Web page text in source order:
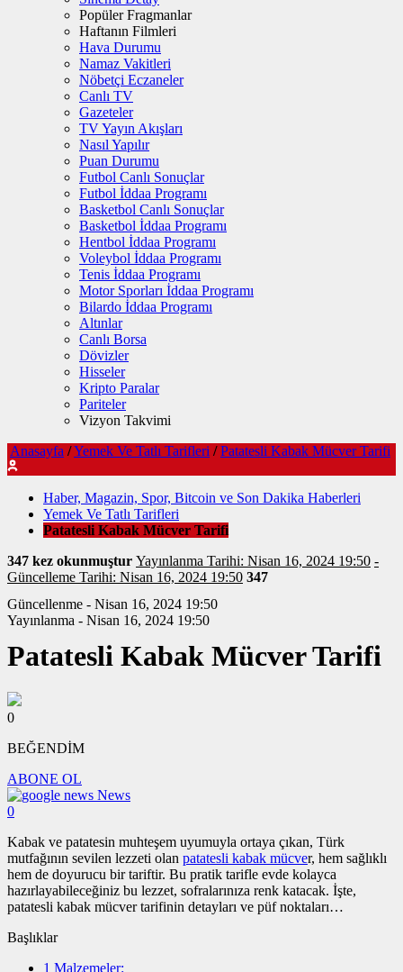
Popüler Fragmanlar
Haftanın Filmleri
Hava Durumu
Namaz Vakitleri
Nöbetçi Eczaneler
Canlı TV
Gazeteler
TV Yayın Akışları
Nasıl Yapılır
Puan Durumu
Futbol Canlı Sonuçlar
Futbol İddaa Programı
Basketbol Canlı Sonuçlar
Basketbol İddaa Programı
Hentbol İddaa Programı
Voleybol İddaa Programı
Tenis İddaa Programı
Motor Sporları İddaa Programı
Bilardo İddaa Programı
Altınlar
Canlı Borsa
Dövizler
Hisseler
Kripto Paralar
Pariteler
Vizyon Takvimi
Anasayfa /Yemek Ve Tatlı Tarifleri / Patatesli Kabak Mücver Tarifi
Haber, Magazin, Spor, Bitcoin ve Son Dakika Haberleri
Yemek Ve Tatlı Tarifleri
Patatesli Kabak Mücver Tarifi
347 kez okunmuştur Yayınlanma Tarihi: Nisan 16, 2024 19:50 -
Güncelleme Tarihi: Nisan 16, 2024 19:50 347
Güncellenme - Nisan 16, 2024 19:50
Yayınlanma - Nisan 16, 2024 19:50
Patatesli Kabak Mücver Tarifi
0
BEĞENDİM
ABONE OL
News
0
Kabak ve patatesin muhteşem uyumuyla ortaya çıkan, Türk
mutfağının sevilen lezzeti olan patatesli kabak mücver, hem sağlıklı
hem de doyurucu bir tariftir. Bu pratik tarifle evde kolayca
hazırlayabileceğiniz bu lezzet, sofralarınıza renk katacak. İşte,
patatesli kabak mücver tarifinin detayları ve püf noktaları…
Başlıklar
1 Malzemeler: